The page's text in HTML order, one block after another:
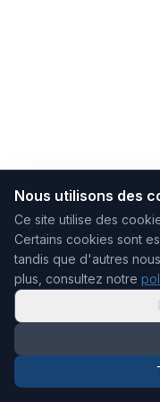
Nous utilisons des
Ce site utilise des
Certains cookies sont
tandis que d'autres
plus, consultez notre